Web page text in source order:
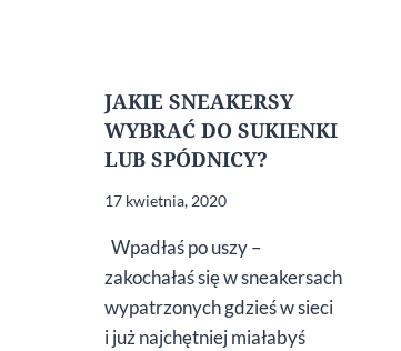
JAKIE SNEAKERSY
WYBRAĆ DO SUKIENKI
LUB SPÓDNICY?
17 kwietnia, 2020
Wpadłaś po uszy –
zakochałaś się w sneakersach
wypatrzonych gdzieś w sieci
i już najchętniej miałabyś